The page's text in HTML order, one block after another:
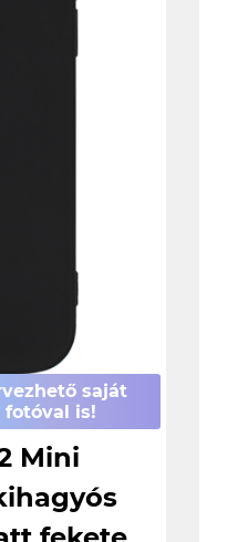
saját
fotóval is!
Mini